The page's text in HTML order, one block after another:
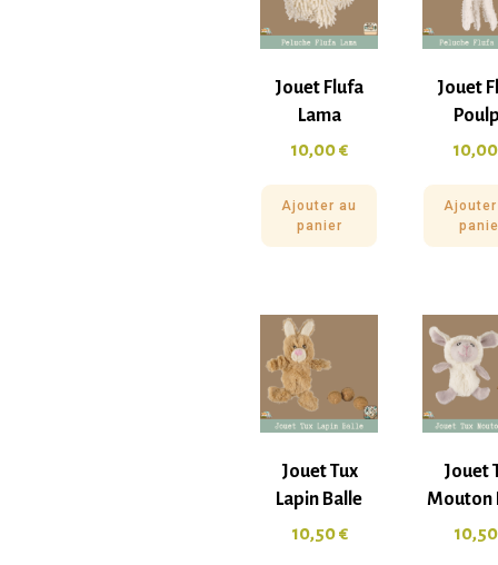
Jouet Flufa
Lama
10,00€
Ajouter au
panier
Jouet
Jouet Tux
Lapin Balle
10,50€
Jouet
Mouton